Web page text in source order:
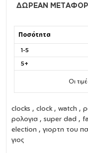
ΔΩΡΕΑΝ
Ποσότητα
1-5
5+
Οι
clocks , clock , watch ,
ρολογια , super dad ,
election , γιορτη του
γιος